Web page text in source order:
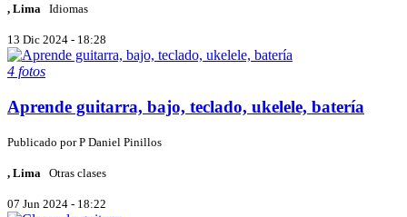
, Lima Idiomas
13 Dic 2024 - 18:28
4 fotos
Aprende guitarra, bajo, teclado, ukelele, batería
Publicado porP Daniel Pinillos
, Lima Otras clases
07 Jun 2024 - 18:22